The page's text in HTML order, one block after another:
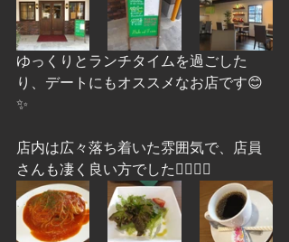
ゆっくりとランチタイムを過ごした
り、デートにもオススメなお店です😊
✨
店内は広々落ち着いた雰囲気で、店員
さんも凄く良い方でした🙆‍♀️🙆‍♀️